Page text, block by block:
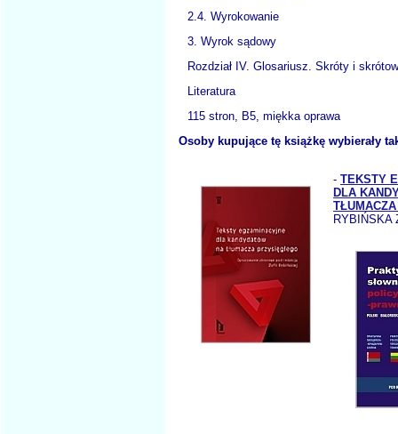
2.4. Wyrokowanie
3. Wyrok sądowy
Rozdział IV. Glosariusz. Skróty i
Literatura
115 stron, B5, miękka oprawa
Osoby kupujące tę książkę wybierały
- TEKSTY
DLA
RYBIŃSKA